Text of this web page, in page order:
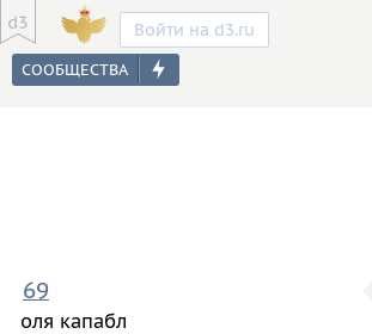
Войти на d3.ru
69
оля капабл